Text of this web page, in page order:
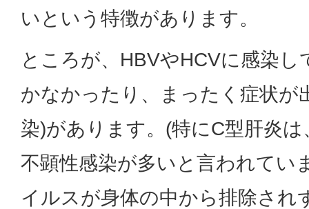
いという特徴があります。
ところが、HBVやHCVに感染
かなかったり、まったく症状が
染)があります。(特にC型肝炎
不顕性感染が多いと言われてい
イルスが身体の中から排除され